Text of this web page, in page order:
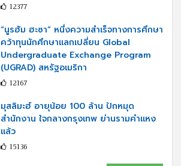
12377
“นูรฮัม ฮะซา” หนึ่งความสำเร็จทางการศึกษา
คว้าทุนนักศึกษาแลกเปลี่ยน Global
Undergraduate Exchange Program
(UGRAD) สหรัฐอเมริกา
12167
มุสลิมะฮ์ อายุน้อย 100 ล้าน ปักหมุด
สำนักงาน ใจกลางกรุงเทพ ย่านรามคำแหง
แล้ว
15136